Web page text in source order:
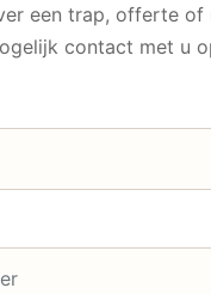
een trap, offerte
contact met u